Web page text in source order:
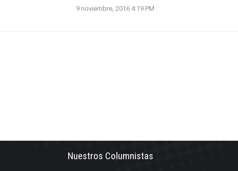
9 noviembre, 2016 4:19 PM
Nuestros Columnistas